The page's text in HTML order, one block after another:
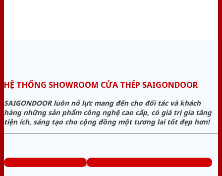
HỆ THỐNG SHOWROOM CỬA THÉP SAIGONDOOR
SAIGONDOOR luôn nỗ lực mang đến cho đối tác và khách
hàng những sản phẩm công nghệ cao cấp, có giá trị gia tăng
tiện ích, sáng tạo cho cộng đồng một tương lai tốt đẹp hơn!
www.baogiacuathep.com Tổng đài tư vấn miễn phí: 0824.400.400